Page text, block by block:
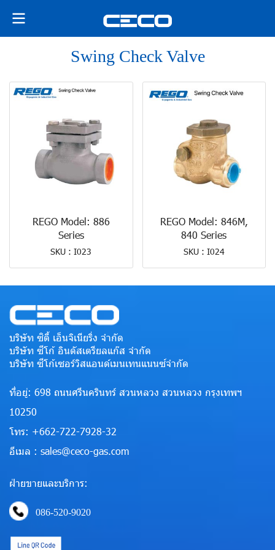
Swing Check Valve
REGO Model: 886
Series
SKU : I023
REGO Model: 846M,
840 Series
SKU : I024
บริษัท ซิตี้ เอ็นจิเนียริ่ง จำกัด
บริษัท ซีโก้ อินดัสเตรียลแก๊ส จำกัด
บริษัท ซีโก้เซอร์วิสแอนด์เมนเทนแนนซ์จำกัด
ที่อยู่: 698 ถนนศรีนครินทร์ สวนหลวง สวนหลวง กรุงเทพฯ
10250
โทร: +662-722-7928-32
อีเมล : sales@ceco-gas.com
ฝ่ายขายและบริการ:
086-520-9020